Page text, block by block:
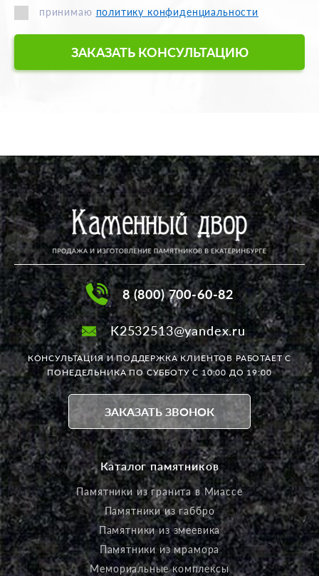
принимаю политику конфиденциальности
ЗАКАЗАТЬ КОНСУЛЬТАЦИЮ
8 (800) 700-60-82
K2532513@yandex.ru
КОНСУЛЬТАЦИЯ И ПОДДЕРЖКА КЛИЕНТОВ РАБОТАЕТС
ПОНЕДЕЛЬНИКА ПО СУББОТУ С 10:00 ДО 19:00
ЗАКАЗАТЬ ЗВОНОК
Каталог памятников
Памятники из гранита в Миассе
Памятники из габбро
Памятники из змеевика
Памятники из мрамора
Мемориальные комплексы